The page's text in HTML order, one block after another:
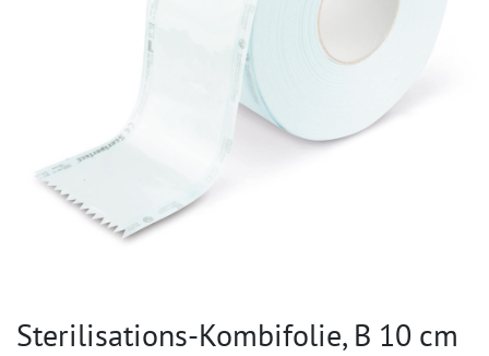
Sterilisations-Kombifolie, B 10 cm